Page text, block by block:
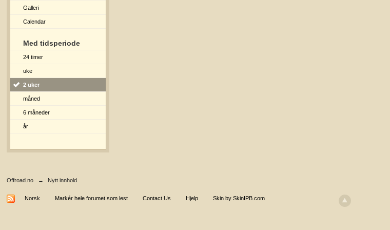
Galleri
Calendar
Med tidsperiode
24 timer
uke
2 uker
måned
6 måneder
år
Offroad.no → Nytt innhold
Norsk Markér hele forumet som lest Contact Us Hjelp Skin by SkinIPB.com